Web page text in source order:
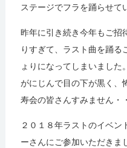
ステージでフラを踊らせて
昨年に引き続き今年もご招
りすぎて、ラスト曲を踊る
ょりになってしまいまし
がにじんで目の下が黒く、
寿会の皆さんすみません・
２０１８年ラストのイベ
ーさんにご参加いただきま